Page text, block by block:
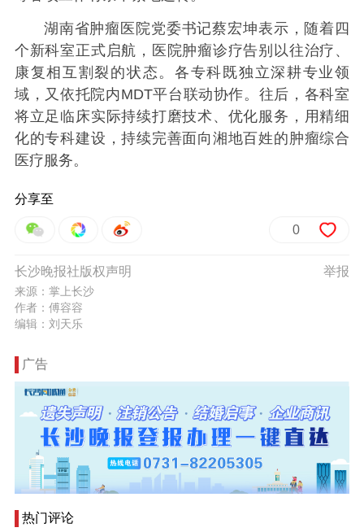
湖南省肿瘤医院党委书记蔡宏坤表示，随着四
个新科室正式启航，医院肿瘤诊疗告别以往治疗、
康复相互割裂的状态。各专科既独立深耕专业领
域，又依托院内MDT平台联动协作。往后，各科室
将立足临床实际持续打磨技术、优化服务，用精细
化的专科建设，持续完善面向湘地百姓的肿瘤综合
医疗服务。
分享至
0
举报
长沙晚报社版权声明
来源：掌上长沙
作者：傅容容
编辑：刘天乐
广告
热门评论